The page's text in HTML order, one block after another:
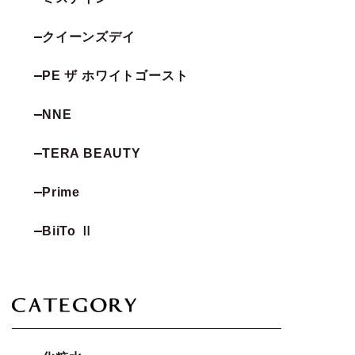
クイーンズデイ
PE ザ ホワイトゴースト
NNE
TERA BEAUTY
Prime
BiiTo Ⅱ